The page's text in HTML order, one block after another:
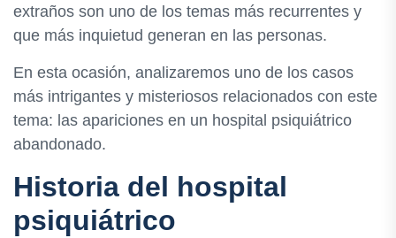
extraños son uno de los temas más recurrentes y
que más inquietud generan en las personas.
En esta ocasión, analizaremos uno de los casos
más intrigantes y misteriosos relacionados con este
tema: las apariciones en un hospital psiquiátrico
abandonado.
Historia del hospital
psiquiátrico